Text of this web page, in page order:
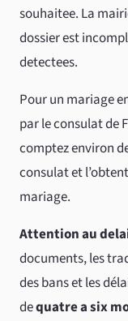
souhaitee. La
dossier est
detectees.
Pour un mariage
par le consulat de
comptez environ
consulat et
mariage.
Attention au
documents, les
des bans et les
dequatre a six